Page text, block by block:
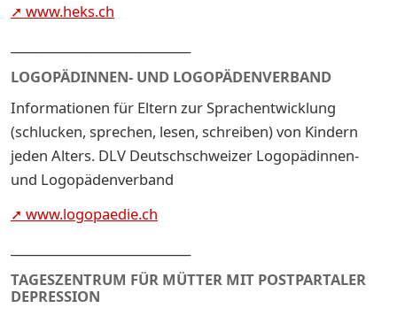
➚ www.heks.ch
LOGOPÄDINNEN- UND LOGOPÄDENVERBAND
Informationen für Eltern zur Sprachentwicklung
(schlucken, sprechen, lesen, schreiben) von Kindern
jeden Alters. DLV Deutschschweizer Logopädinnen-
und Logopädenverband
➚ www.logopaedie.ch
TAGESZENTRUM FÜR MÜTTER MIT POSTPARTALER
DEPRESSION